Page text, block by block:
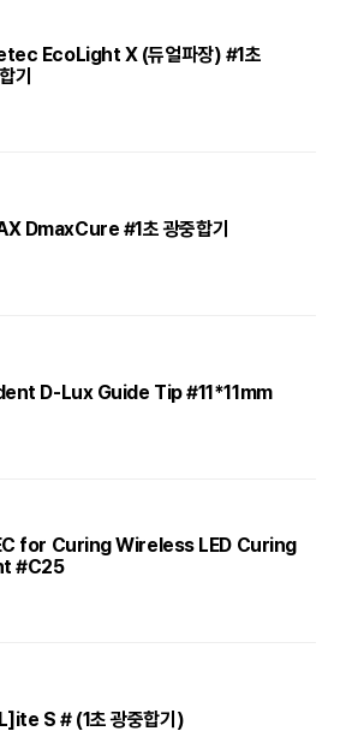
EcoLight X (듀얼파장) #1초
기
DmaxCure #1초 광중합기
D-Lux Guide Tip #11*11mm
for Curing Wireless LED Curing
#C25
[B&L]ite S # (1초 광중합기)